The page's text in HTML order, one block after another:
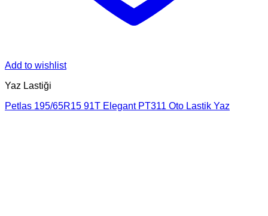
Add to wishlist
Yaz Lastiği
Petlas 195/65R15 91T Elegant PT311 Oto Lastik Yaz